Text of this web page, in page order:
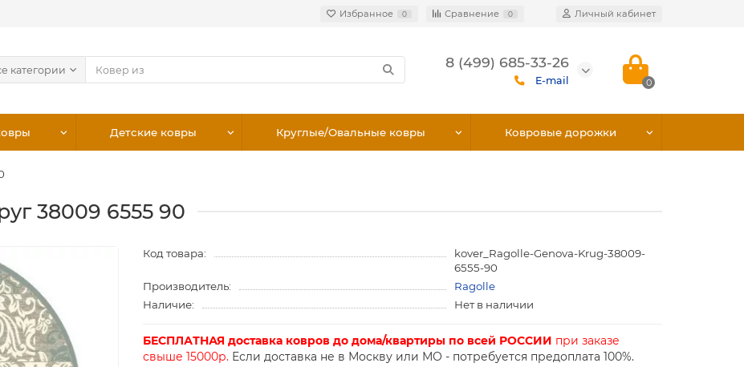
Избранное 0 Сравнение 0 Личный кабинет
категории 8 (499) 685-33-26
E-mail 0
Детские ковры Круглые/Овальные ковры Ковровые дорожки
38009 6555 90
Код товара:
kover_Ragolle-Genova-Krug-38009-
6555-90
Производитель:
Ragolle
Наличие:
Нет в наличии
БЕСПЛАТНАЯ доставка ковров до дома/квартиры по всей РОССИИ при заказе
свыше 15000р. Если доставка не в Москву или МО - потребуется предоплата 100%.